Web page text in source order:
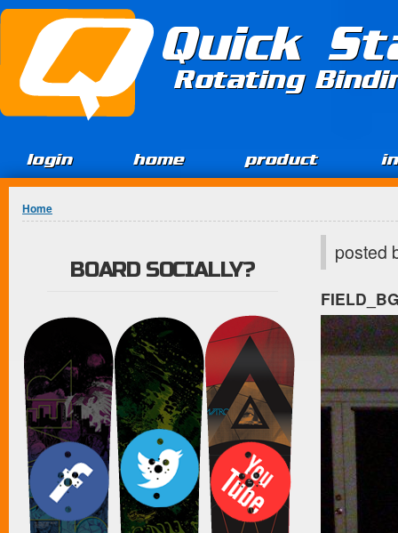
Jump to Content
Quick
Rotating
login home product
You are here
Home
posted
BOARD SOCIALLY?